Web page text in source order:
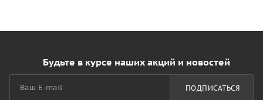
Будьте в курсе наших акций и новостей
ПОДПИСАТЬСЯ